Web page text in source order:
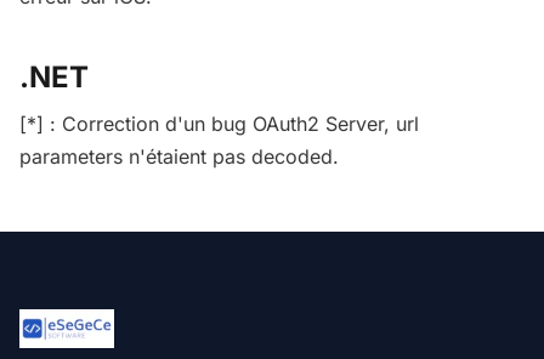
.NET
[*] : Correction d'un bug OAuth2 Server, url
parameters n'étaient pas decoded.